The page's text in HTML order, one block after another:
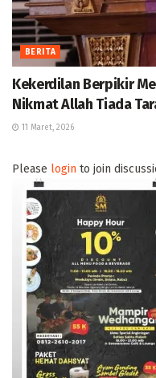
BERITA
Kekerdilan Berpikir
Nikmat Allah Tiada
11 Maret, 2026
Please login to join